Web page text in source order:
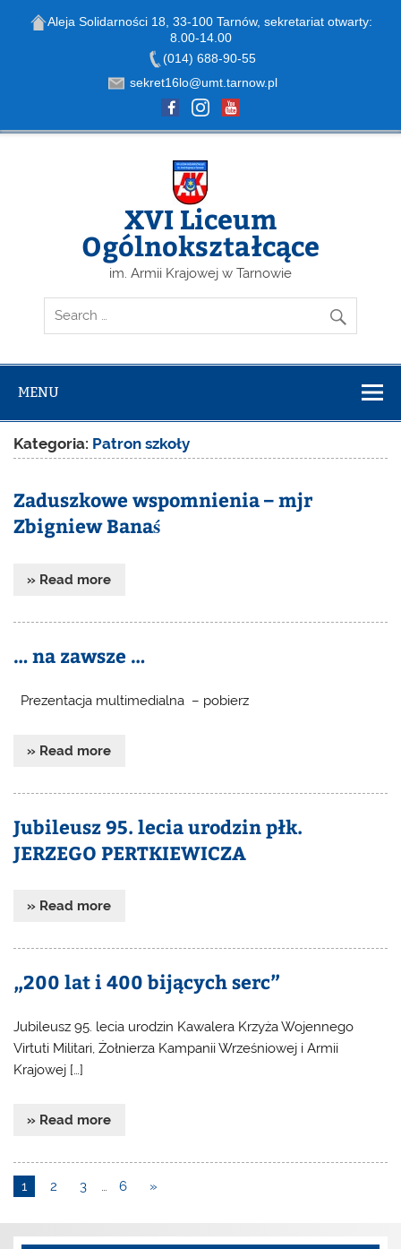
Aleja Solidarności 18, 33-100 Tarnów, sekretariat otwarty:
8.00-14.00
(014) 688-90-55
sekret16lo@umt.tarnow.pl
Skip
XVI Liceum
Ogólnokształcące
im. Armii Krajowej w Tarnowie
MENU
Kategoria: Patron szkoły
Zaduszkowe wspomnienia – mjr
Zbigniew Banaś
» Read more
… na zawsze …
Prezentacja multimedialna – pobierz
» Read more
Jubileusz 95. lecia urodzin płk.
JERZEGO PERTKIEWICZA
» Read more
„200 lat i 400 bijących serc”
Jubileusz 95. lecia urodzin Kawalera Krzyża Wojennego
Virtuti Militari, Żołnierza Kampanii Wrześniowej i Armii
Krajowej […]
» Read more
1 2 3 6 »